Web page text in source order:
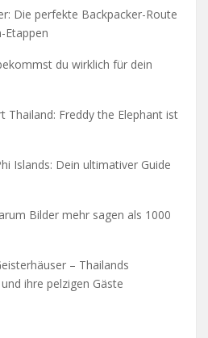
Die perfekte Backpacker-Route
Etappen
du wirklich für dein
Thailand: Freddy the Elephant ist
Islands: Dein ultimativer Guide
Bilder mehr sagen als 1000
– Thailands
ihre pelzigen Gäste